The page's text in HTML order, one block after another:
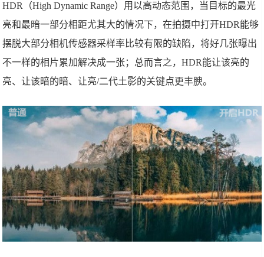
HDR（High Dynamic Range）用以高动态范围，当目标的最光
亮和最暗一部分相距尤其大的情况下，在拍摄中打开HDR能够
摆脱大部分相机传感器采样率比较有限的缺陷，将好几张曝出
不一样的相片累加解决成一张；总而言之，HDR能让该亮的
亮、让该暗的暗、让亮/二代土影的关键点更丰腴。